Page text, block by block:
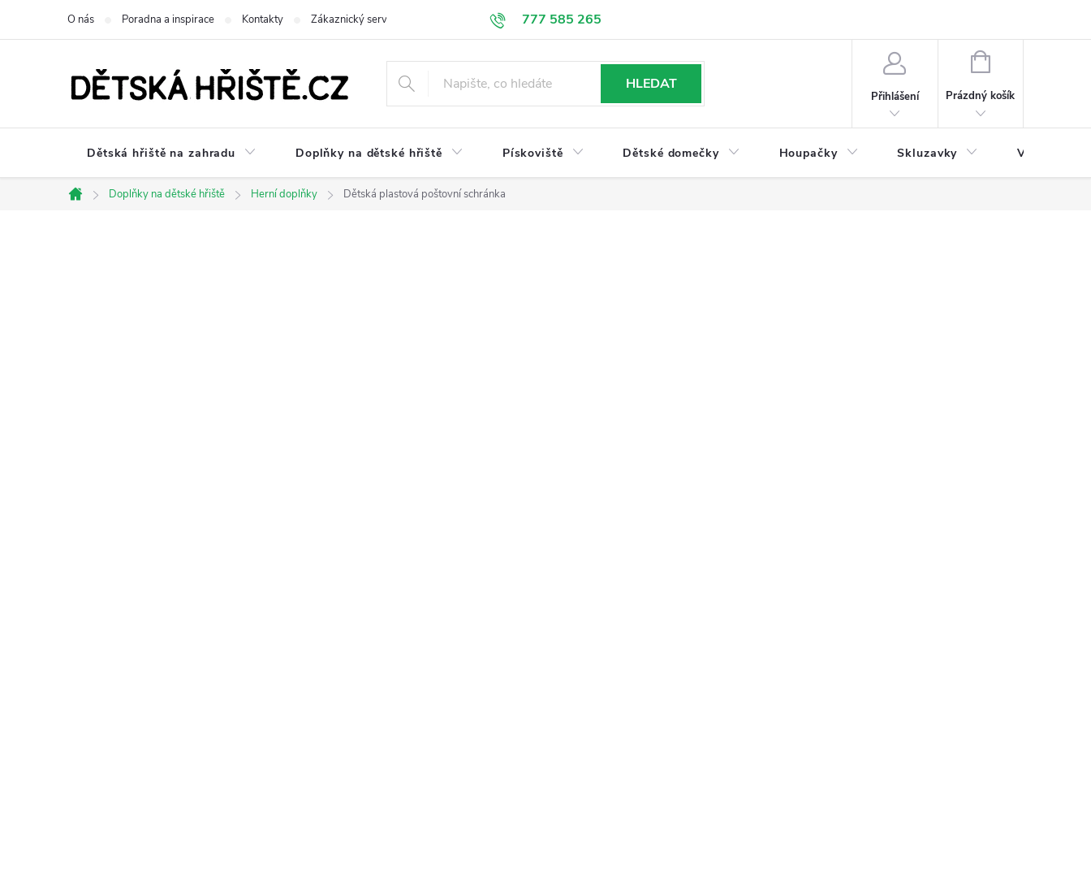
777 585 265
O nás Poradna a inspirace Kontakty Zákaznický servis Doprava a platba Obchodní podmínky
HLEDAT
Přihlášení
NÁKUPNÍ
Prázdný košík
Dětská hřiště na zahradu Doplňky na dětské hřiště Pískoviště Dětské domečky Houpačky Skluzavky Veřejná
Domů
Doplňky na dětské hřiště Herní doplňky Dětská plastová poštovní schránka